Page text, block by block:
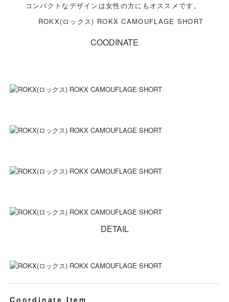
コンパクトなデザインは女性の方にもオススメです。
ROKX(ロックス) ROKX CAMOUFLAGE SHORT
COODINATE
DETAIL
Coordinate Item